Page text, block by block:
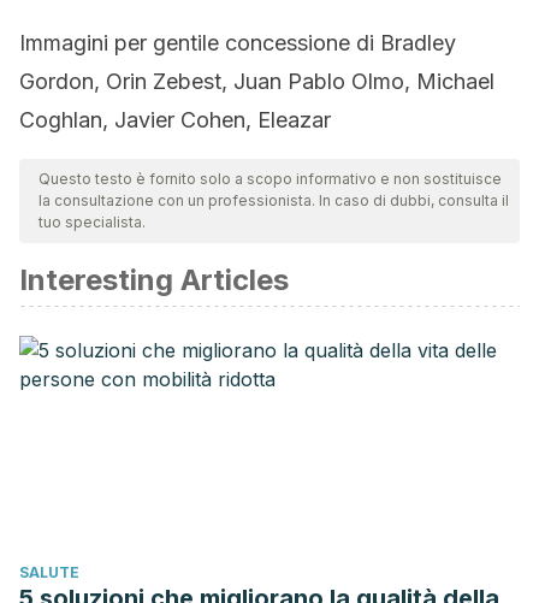
Immagini per gentile concessione di Bradley
Gordon, Orin Zebest, Juan Pablo Olmo, Michael
Coghlan, Javier Cohen, Eleazar
Questo testo è fornito solo a scopo informativo e non sostituisce
la consultazione con un professionista. In caso di dubbi, consulta il
tuo specialista.
Interesting Articles
SALUTE